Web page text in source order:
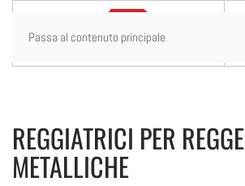
Passa al contenuto principale
REGGIATRICI PER REGGE
METALLICHE